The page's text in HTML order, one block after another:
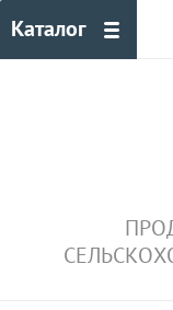
Каталог